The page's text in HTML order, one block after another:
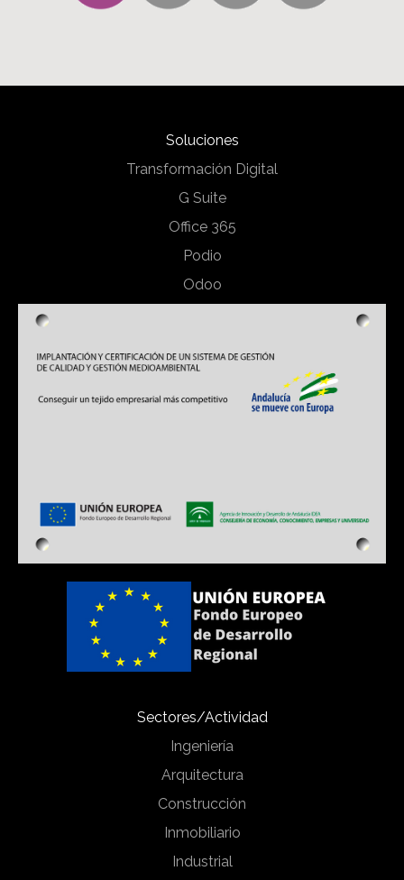
Soluciones
Transformación Digital
G Suite
Office 365
Podio
Odoo
Sectores/Actividad
Ingeniería
Arquitectura
Construcción
Inmobiliario
Industrial